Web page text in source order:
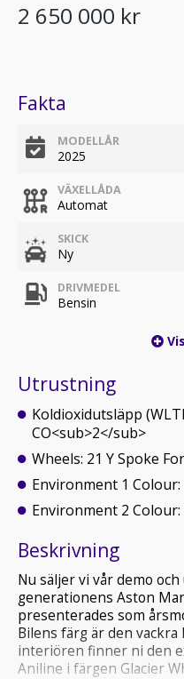
2 650 000 kr
Fakta
MODELLÅR
2025
VÄXELLÅDA
Automat
SKICK
Ny
DRIVMEDEL
Bensin
Utrustning
Koldioxidutsläpp
CO<sub>2</sub>
Wheels: 21 Y Spoke
Environment 1 Colour:
Environment 2
Beskrivning
Nu säljer vi vår demo
generationens Aston
presenterades som
Bilens färg är den vackra
interiören finner ni den
Aniline i färgen Glacier